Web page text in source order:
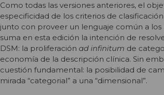
Como todas las versiones anteriores, el
especificidad de los criterios de
junto con proveer un lenguaje común a
suma en esta edición la intención de
DSM: la proliferación ad infinitum de
economía de la descripción clínica. Sin
cuestión fundamental: la posibilidad de
mirada “categorial” a una “dimensional”.